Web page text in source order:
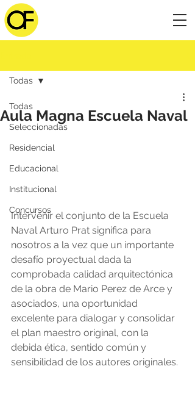
Todas
Seleccionadas
Residencial
Educacional
Institucional
Concursos
Todas
Aula Magna Escuela Naval
Intervenir el conjunto de la Escuela
Naval Arturo Prat significa para
nosotros a la vez que un importante
desafío proyectual dada la
comprobada calidad arquitectónica
de la obra de Mario Perez de Arce y
asociados, una oportunidad
excelente para dialogar y consolidar
el plan maestro original, con la
debida ética, sentido común y
sensibilidad de los autores originales.